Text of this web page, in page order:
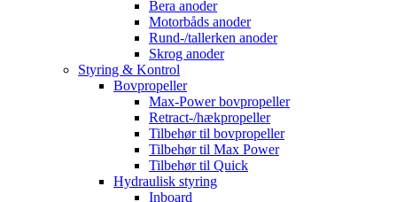
Bera anoder
Motorbåds anoder
Rund-/tallerken anoder
Skrog anoder
Styring & Kontrol
Bovpropeller
Max-Power bovpropeller
Retract-/hækpropeller
Tilbehør til bovpropeller
Tilbehør til Max Power
Tilbehør til Quick
Hydraulisk styring
Inboard